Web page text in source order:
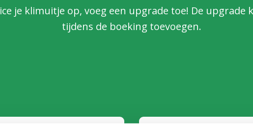
je klimuitje op, voeg een upgrade toe! De upgrade
tijdens de boeking toevoegen.